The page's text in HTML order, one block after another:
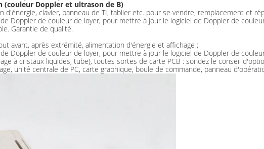
(couleur Doppler et ultrason de B)
d'énergie, clavier, panneau de TI, tablier etc. pour se vendre, remplacement et
Doppler de couleur de loyer, pour mettre à jour le logiciel de Doppler de
Garantie de qualité.
avant, après extrémité, alimentation d'énergie et affichage ;
Doppler de couleur de loyer, pour mettre à jour le logiciel de Doppler de
à cristaux liquides, tube), toutes sortes de carte PCB : sondez le conseil
unité centrale de PC, carte graphique, boule de commande, panneau